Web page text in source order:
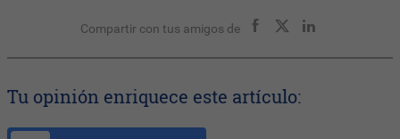
Compartir con tus amigos de
Tu opinión enriquece este artículo: